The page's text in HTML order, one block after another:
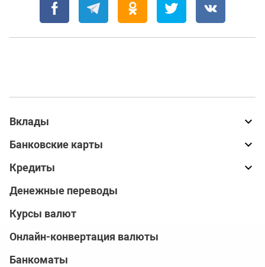
Вклады
Банковские карты
Кредиты
Денежные переводы
Курсы валют
Онлайн-конвертация валюты
Банкоматы